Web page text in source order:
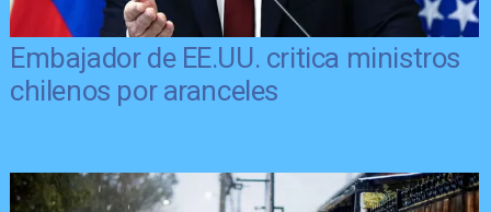
Embajador de EE.UU. critica ministros
chilenos por aranceles